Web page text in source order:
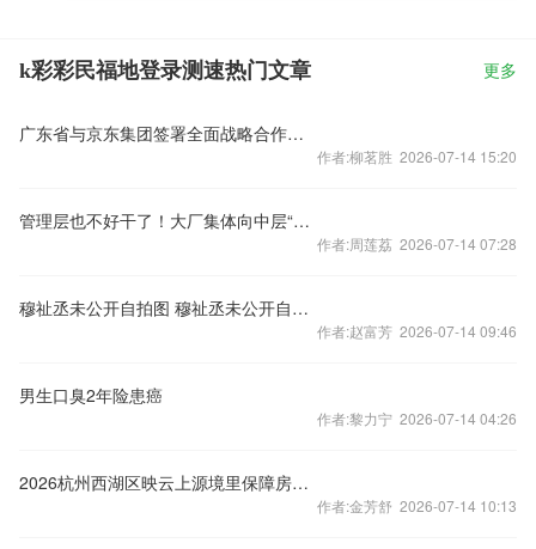
k彩彩民福地登录测速热门文章 更多
广东省与京东集团签署全面战略合作协议 首个RoboBase项目开工
作者:柳茗胜 2026-07-14 15:20
管理层也不好干了！大厂集体向中层“开刀”：腾讯去职级、京东砍层级、字节拒绝空转
作者:周莲荔 2026-07-14 07:28
穆祉丞未公开自拍图 穆祉丞未公开自拍 哦莫哦莫好多自拍图！
作者:赵富芳 2026-07-14 09:46
男生口臭2年险患癌
作者:黎力宁 2026-07-14 04:26
2026杭州西湖区映云上源境里保障房申请指南（入口+流程）
作者:金芳舒 2026-07-14 10:13